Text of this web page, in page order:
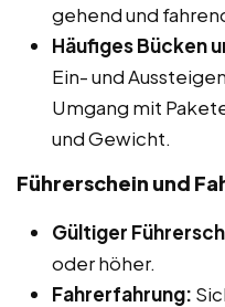
gehend und
Häufiges Bücken
Ein- und
Umgang mit
und Gewicht.
Führerschein und
Gültiger
oder höher.
Fahrerfahrung: